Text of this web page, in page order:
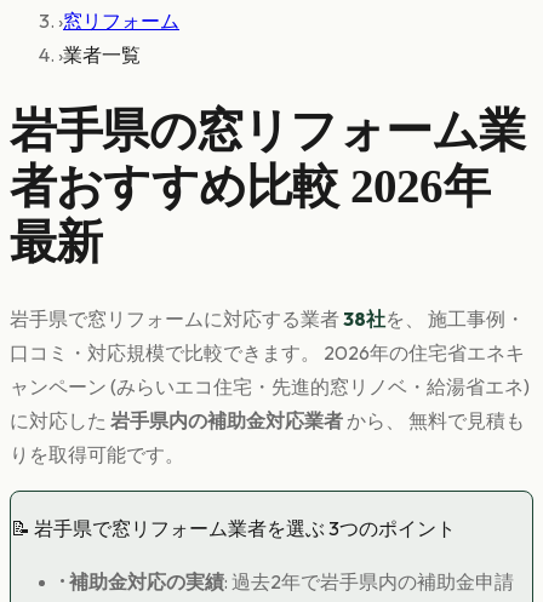
›窓リフォーム
›業者一覧
岩手県の窓リフォーム業
者おすすめ比較 2026年
最新
岩手県で窓リフォームに対応する業者38社を、 施工事例・
口コミ・対応規模で比較できます。 2026年の住宅省エネキ
ャンペーン (みらいエコ住宅・先進的窓リノベ・給湯省エネ)
に対応した 岩手県内の補助金対応業者から、 無料で見積も
りを取得可能です。
📝 岩手県で窓リフォーム業者を選ぶ 3つのポイント
• 補助金対応の実績: 過去2年で岩手県内の補助金申請